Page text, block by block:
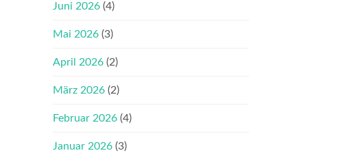
Juni 2026 (4)
Mai 2026 (3)
April 2026 (2)
März 2026 (2)
Februar 2026 (4)
Januar 2026 (3)